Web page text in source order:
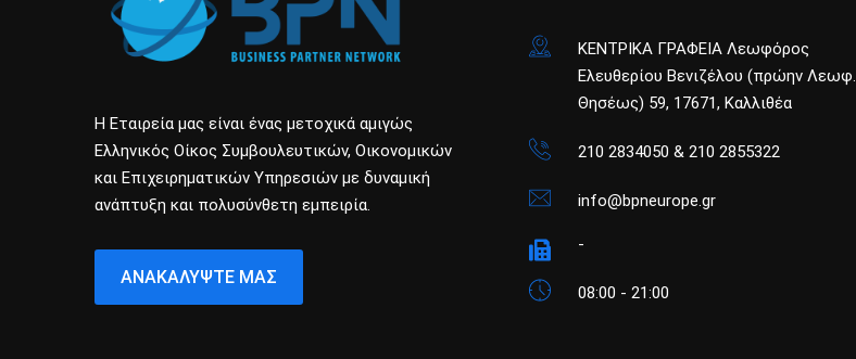
Η Εταιρεία μας είναι ένας μετοχικά αμιγώς
Ελληνικός Οίκος Συμβουλευτικών, Οικονομικών
και Επιχειρηματικών Υπηρεσιών με δυναμική
ανάπτυξη και πολυσύνθετη εμπειρία.
ΑΝΑΚΑΛΎΨΤΕ ΜΑΣ
ΚΕΝΤΡΙΚΑ ΓΡΑΦΕΙΑ Λεωφόρος
Ελευθερίου Βενιζέλου (πρώην Λεωφ.
Θησέως) 59, 17671, Καλλιθέα
210 2834050 & 210 2855322
info@bpneurope.gr
-
08:00 - 21:00